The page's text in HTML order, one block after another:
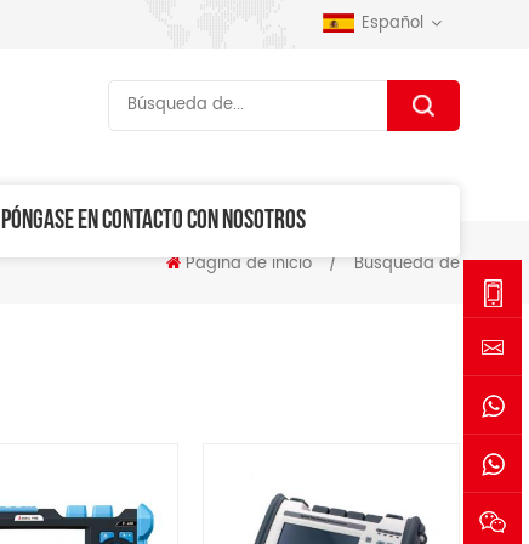
Español
PÓNGASE EN CONTACTO CON NOSOTROS
Página de inicio / Búsqueda de
+86-